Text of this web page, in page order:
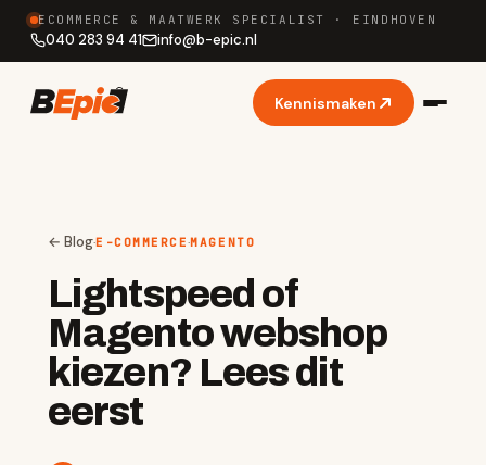
ECOMMERCE & MAATWERK SPECIALIST · EINDHOVEN
040 283 94 41 info@b-epic.nl
Kennismaken
← Blog·E-COMMERCE·MAGENTO
Lightspeed of
Magento webshop
kiezen? Lees dit
eerst